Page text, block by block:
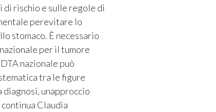
rischio e sulle regole di
perevitare lo
stomaco. È necessario
per il tumore
nazionale può
tra le figure
unapproccio
Claudia